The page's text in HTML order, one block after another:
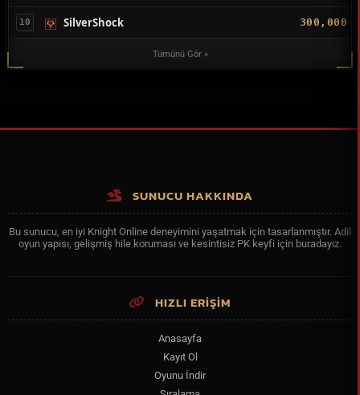
10 SilverShock 300,000
Tümünü Gör »
SUNUCU HAKKINDA
Bu sunucu, en iyi Knight Online deneyimini yaşatmak için tasarlanmıştır. Adil
oyun yapısı, gelişmiş hile koruması ve kesintisiz PK keyfi için buradayız.
HIZLI ERİŞİM
Anasayfa
Kayıt Ol
Oyunu İndir